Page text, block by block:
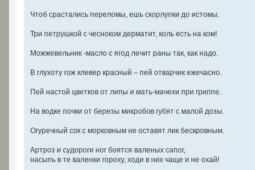
Чтоб срастались переломы, ешь скорлупки до истомы.
Три петрушкой с чесноком дерматит, коль есть на ком!
Можжевельник -масло с ягод лечит раны так, как надо.
В глухоту гож клевер красный – пей отварчик ежечасно.
Пей настой цветков от липы и мать-мачехи при гриппе.
На водке почки от березы микробов губят с малой дозы.
Огуречный сок с морковным не оставят лик бескровным.
Артроз и судороги ног боятся валеных сапог,
насыпь в те валенки гороху, ходи в них чаще и не охай!